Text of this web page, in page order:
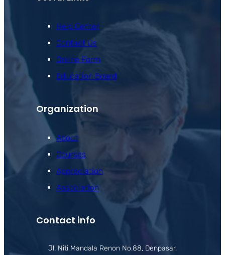
Help Center
Contact Us
Online Form
Education Board
Organization
About
Courses
Appreciation
Association
Contact info
Jl. Niti Mandala Renon No.88, Denpasar,